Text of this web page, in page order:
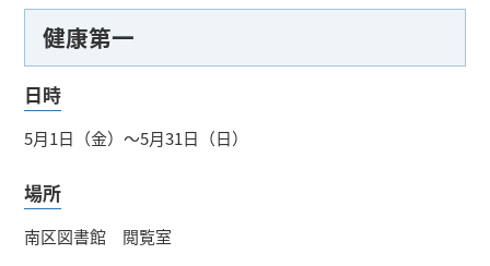
健康第一
日時
5月1日（金）～5月31日（日）
場所
南区図書館 閲覧室